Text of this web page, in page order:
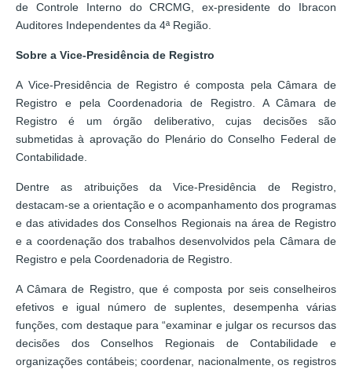
de Controle Interno do CRCMG, ex-presidente do Ibracon
Auditores Independentes da 4ª Região.
Sobre a Vice-Presidência de Registro
A Vice-Presidência de Registro é composta pela Câmara de
Registro e pela Coordenadoria de Registro. A Câmara de
Registro é um órgão deliberativo, cujas decisões são
submetidas à aprovação do Plenário do Conselho Federal de
Contabilidade.
Dentre as atribuições da Vice-Presidência de Registro,
destacam-se a orientação e o acompanhamento dos programas
e das atividades dos Conselhos Regionais na área de Registro
e a coordenação dos trabalhos desenvolvidos pela Câmara de
Registro e pela Coordenadoria de Registro.
A Câmara de Registro, que é composta por seis conselheiros
efetivos e igual número de suplentes, desempenha várias
funções, com destaque para “examinar e julgar os recursos das
decisões dos Conselhos Regionais de Contabilidade e
organizações contábeis; coordenar, nacionalmente, os registros